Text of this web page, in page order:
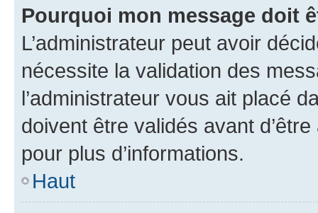
Pourquoi mon message doit
L’administrateur peut avoir
nécessite la validation des
l’administrateur vous ait placé
doivent être validés avant
pour plus d’informations.
Haut